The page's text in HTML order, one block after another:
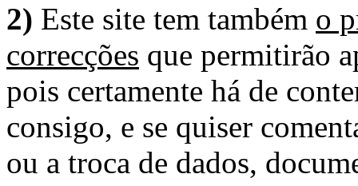
2) Este site tem também o
correcções que permitirão
pois certamente há de
consigo, e se quiser
ou a troca de dados,